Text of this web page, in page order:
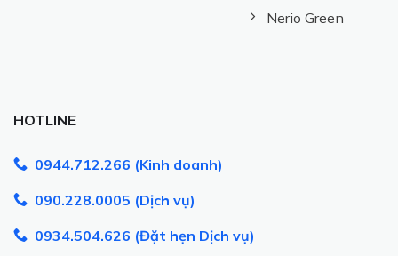
Nerio Green
HOTLINE
0944.712.266 (Kinh doanh)
090.228.0005 (Dịch vụ)
0934.504.626 (Đặt hẹn Dịch vụ)